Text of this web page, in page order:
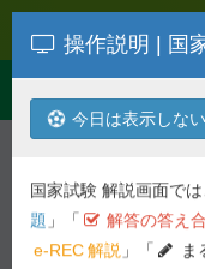
操作説明 | 国
今日は表示しない
国家試験 解説画面で
題 」「 解答の答え
e-REC解説 」「
ま
navigation
平成31年
験問題